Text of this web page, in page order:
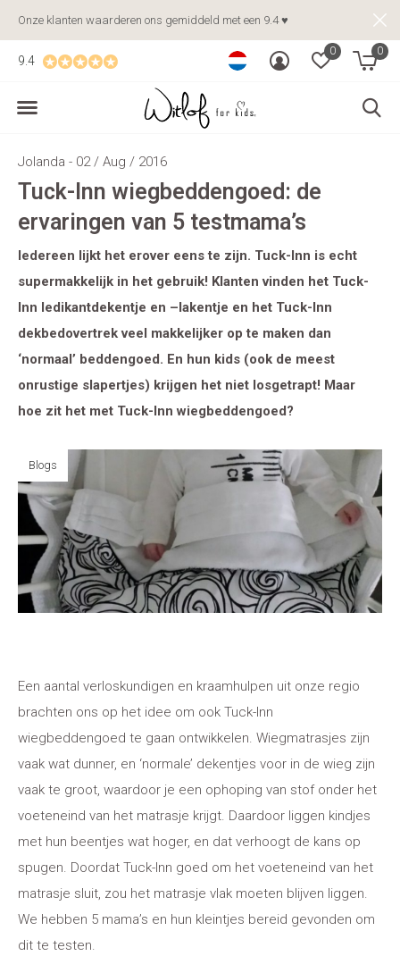
0 0
9.4
Onze klanten waarderen ons gemiddeld met een 9.4 ♥
Jolanda - 02 / Aug / 2016
Tuck-Inn wiegbeddengoed: de
ervaringen van 5 testmama’s
Iedereen lijkt het erover eens te zijn. Tuck-Inn is echt
supermakkelijk in het gebruik! Klanten vinden het Tuck-
Inn ledikantdekentje en –lakentje en het Tuck-Inn
dekbedovertrek veel makkelijker op te maken dan
‘normaal’ beddengoed. En hun kids (ook de meest
onrustige slapertjes) krijgen het niet losgetrapt! Maar
hoe zit het met Tuck-Inn wiegbeddengoed?
Blogs
Een aantal verloskundigen en kraamhulpen uit onze regio
brachten ons op het idee om ook Tuck-Inn
wiegbeddengoed te gaan ontwikkelen. Wiegmatrasjes zijn
vaak wat dunner, en ‘normale’ dekentjes voor in de wieg zijn
vaak te groot, waardoor je een ophoping van stof onder het
voeteneind van het matrasje krijgt. Daardoor liggen kindjes
met hun beentjes wat hoger, en dat verhoogt de kans op
spugen. Doordat Tuck-Inn goed om het voeteneind van het
matrasje sluit, zou het matrasje vlak moeten blijven liggen.
We hebben 5 mama’s en hun kleintjes bereid gevonden om
dit te testen.